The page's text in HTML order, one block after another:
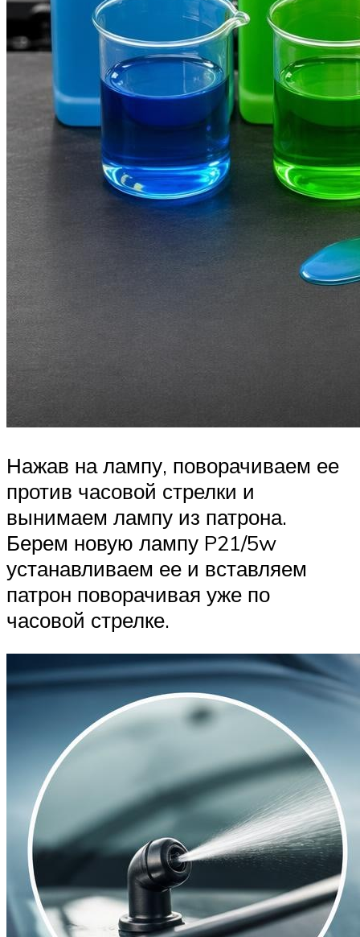
Нажав на лампу, поворачиваем ее
против часовой стрелки и
вынимаем лампу из патрона.
Берем новую лампу P21/5w
устанавливаем ее и вставляем
патрон поворачивая уже по
часовой стрелке.